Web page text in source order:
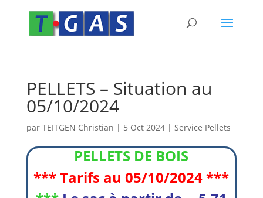
PELLETS – Situation au
05/10/2024
par TEITGEN Christian | 5 Oct 2024| Service Pellets
PELLETS DE BOIS
*** Tarifs au 05/10/2024 ***